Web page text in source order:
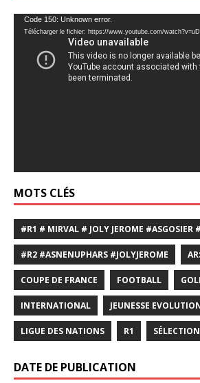
Lecteur
vidéo
Code 150: Unknown error.
Télécharger le fichier: https://www.youtube.com/
MOTS CLÉS
#R1 # MIRVAL # JOLY JEROME #ASGOSIER
#R2 #ASNENUPHARS #JOLYJEROME
COUPE DE FRANCE FOOTBALL
INTERNATIONAL JEUNESSE
LIGUE DES NATIONS R1
DATE DE PUBLICATION